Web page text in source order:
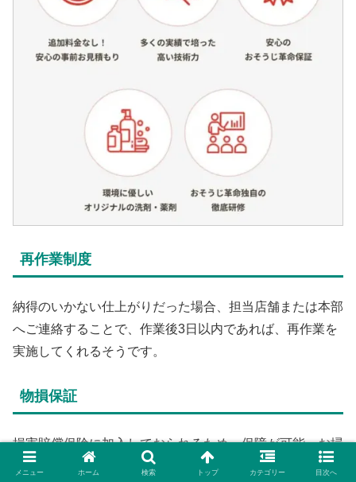
再作業制度
納得のいかない仕上がりだった場合、担当店舗または本部
へご連絡することで、作業後3日以内であれば、再作業を
実施してくれるそうです。
物損保証
損害賠償保険に加入しておられるため、保障が可能。お掃
除中に何かを壊してしまうことはありえなくもない話。
メニュー ホーム 検索 トップ カテゴリー 目次へ